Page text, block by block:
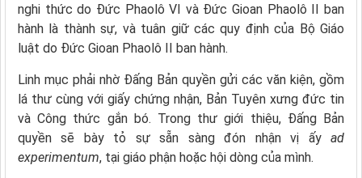
nghi thức do Đức Phaolô VI và Đức Gioan Phaolô II ban
hành là thành sự, và tuân giữ các quy định của Bộ Giáo
luật do Đức Gioan Phaolô II ban hành.
Linh mục phải nhờ Đấng Bản quyền gửi các văn kiện, gồm
lá thư cùng với giấy chứng nhận, Bản Tuyên xưng đức tin
và Công thức gắn bó. Trong thư giới thiệu, Đấng Bản
quyền sẽ bày tỏ sự sẵn sàng đón nhận vị ấy ad
experimentum, tại giáo phận hoặc hội dòng của mình.